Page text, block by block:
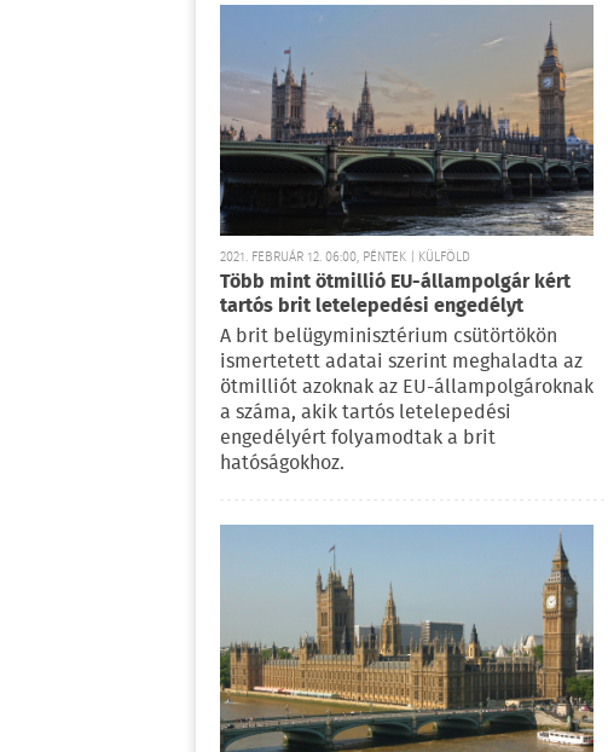
2021. FEBRUÁR 12. 06:00, PÉNTEK | KÜLFÖLD
Több mint ötmillió EU-állampolgár kért
tartós brit letelepedési engedélyt
A brit belügyminisztérium csütörtökön
ismertetett adatai szerint meghaladta az
ötmilliót azoknak az EU-állampolgároknak
a száma, akik tartós letelepedési
engedélyért folyamodtak a brit
hatóságokhoz.